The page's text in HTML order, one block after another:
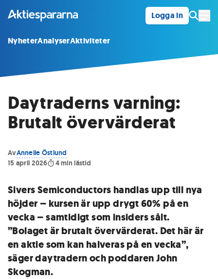
Logga in
NyheterAnalyserAktiviteter
Daytraderns varning:
Brutalt övervärderat
AvAnnelie Östlund
15 april 2026
4min lästid
Sivers Semiconductors handlas upp till nya
höjder – kursen är upp drygt 60% på en
vecka – samtidigt som insiders sålt.
”Bolaget är brutalt övervärderat. Det här är
en aktie som kan halveras på en vecka”,
säger daytradern och poddaren John
Skogman.